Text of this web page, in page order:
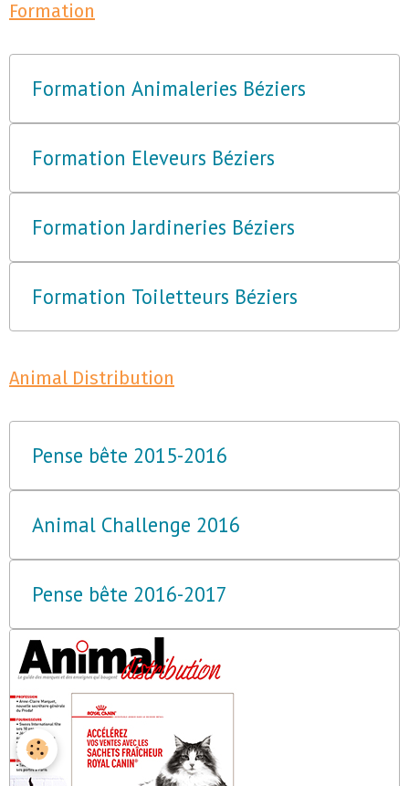
Formation
Formation Animaleries Béziers
Formation Eleveurs Béziers
Formation Jardineries Béziers
Formation Toiletteurs Béziers
Animal Distribution
Pense bête 2015-2016
Animal Challenge 2016
Pense bête 2016-2017